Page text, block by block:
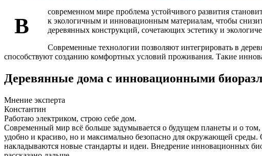
В
современном мире проблема устойчивого развития
к экологичным и инновационным материалам, чтобы
деревянных конструкций, сочетающих эстетику и
Современные технологии позволяют интегрировать в
способствуют созданию комфортных условий проживания. Такие
Деревянные дома с инновационными
Мнение эксперта
Константин
Работаю электриком, строю себе дом.
Современный мир всё больше задумывается о будущем планеты и о том,
удобно и красиво, но и максимально безопасно для окружающей
накладываются новые стандарты и идеи. Внедрение инновационных